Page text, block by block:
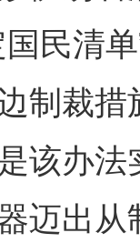
民清
制裁
该办
迈出